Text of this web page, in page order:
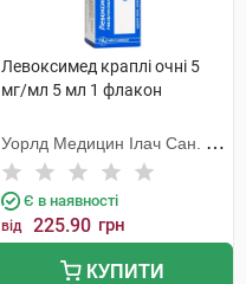
Левоксимед краплі очні 5
мг/мл 5 мл 1 флакон
Уорлд Медицин Ілач Сан. Ве
Тідж
Є в наявності
від 225.90 грн
КУПИТИ